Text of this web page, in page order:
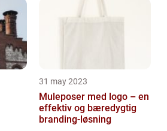
31 may 2023
Muleposer med logo – en
effektiv og bæredygtig
branding-løsning